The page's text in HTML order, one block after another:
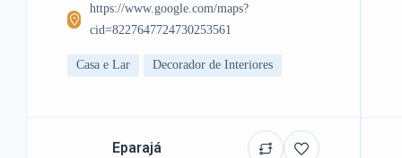
https://www.google.com/maps?
cid=8227647724730253561
Casa e Lar Decorador de Interiores
Eparajá